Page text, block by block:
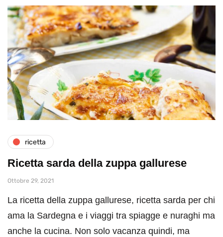
ricetta
Ricetta sarda della zuppa gallurese
Ottobre 29, 2021
La ricetta della zuppa gallurese, ricetta sarda per chi
ama la Sardegna e i viaggi tra spiagge e nuraghi ma
anche la cucina. Non solo vacanza quindi, ma